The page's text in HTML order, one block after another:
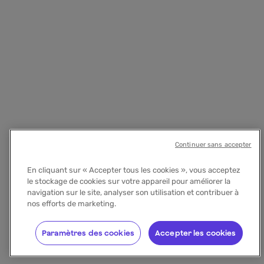
En cliquant sur « Accepter tous les cookies », vous acceptez
le stockage de cookies sur votre appareil pour améliorer la
navigation sur le site, analyser son utilisation et contribuer à
nos efforts de marketing.
Accepter les cookies
Paramètres des cookies
Continuer sans accepter